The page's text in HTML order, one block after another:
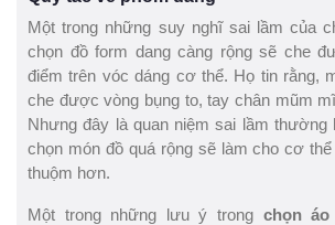
Một trong những suy nghĩ sai lầm của
chọn đồ form dang càng rộng sẽ che
điểm trên vóc dáng cơ thể. Họ tin rằng,
che được vòng bụng to, tay chân mũm
Nhưng đây là quan niệm sai lầm thường
chọn món đồ quá rộng sẽ làm cho cơ
thuộm hơn.
Một trong những lưu ý trong chọn